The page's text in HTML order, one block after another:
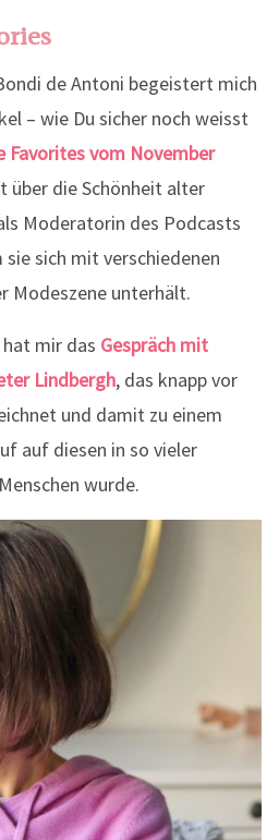
de Antoni begeistert mich
– wie Du sicher noch weisst
Favorites vom November
über die Schönheit alter
Moderatorin des Podcasts
sie sich mit verschiedenen
Modeszene unterhält.
mir das Gespräch mit
Lindbergh, das knapp vor
und damit zu einem
auf diesen in so vieler
wurde.